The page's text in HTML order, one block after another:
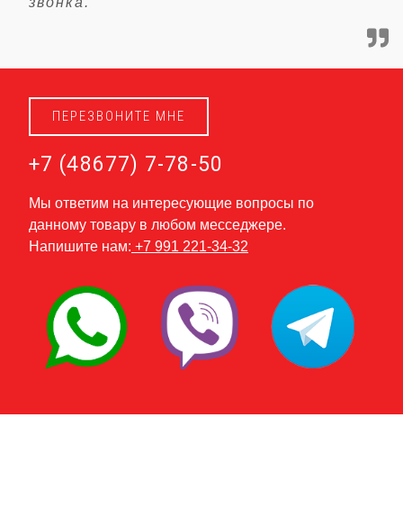
ПЕРЕЗВОНИТЕ МНЕ
+7 (48677) 7-78-50
Мы ответим на интересующие вопросы по
данному товару в любом месседжере.
Напишите нам: +7 991 221-34-32